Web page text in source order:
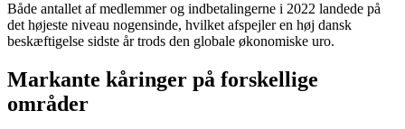
Både antallet af medlemmer og indbetalingerne i 2022 landede på
det højeste niveau nogensinde, hvilket afspejler en høj dansk
beskæftigelse sidste år trods den globale økonomiske uro.
Markante kåringer på forskellige
områder